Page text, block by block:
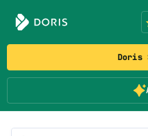
Doris